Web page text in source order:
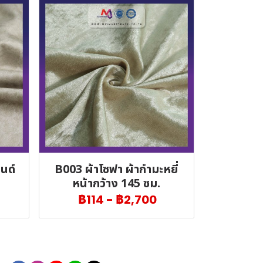
ด์
B003 ผ้าโซฟา ผ้ากำมะหยี่
หน้ากว้าง 145 ซม.
฿114 - ฿2,700